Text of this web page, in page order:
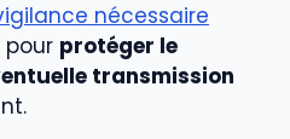
nécessaire
pour protéger le
transmission